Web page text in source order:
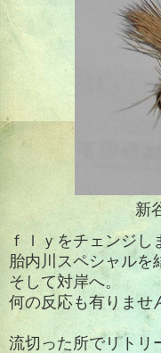
新
ｆｌｙをチェンジし
胎内川スペシャルを
そして対岸へ。
何の反応も有りませ
流切った所でリトリ